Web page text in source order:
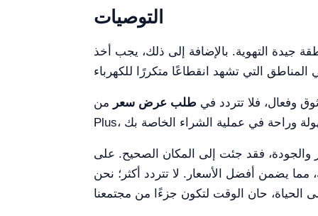
التوصيات
جيدة التهوية. بالإضافة إلى ذلك، يجب أخذ
وفعال، فلا تتردد في طلب عرض سعر من Kalstein أو إنشاء واحد تلقائيًا من خلال منصة Kalstein
يضمن أفضل الأسعار. لا تتردد أكثر؛ نحن